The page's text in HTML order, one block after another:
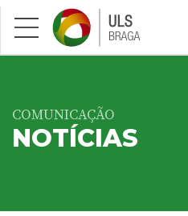
Saltar para conteúdo principal
COMUNICAÇÃO
NOTÍCIAS